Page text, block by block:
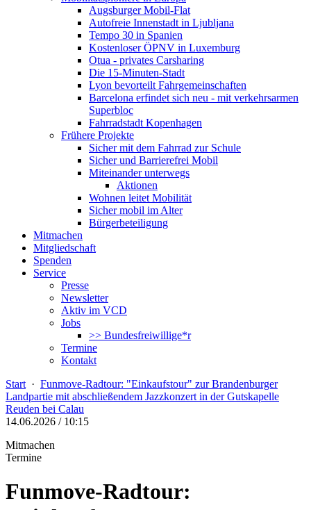
Augsburger Mobil-Flat
Autofreie Innenstadt in Ljubljana
Tempo 30 in Spanien
Kostenloser ÖPNV in Luxemburg
Otua - privates Carsharing
Die 15-Minuten-Stadt
Lyon bevorteilt Fahrgemeinschaften
Barcelona erfindet sich neu - mit verkehrsarmen
Superbloc
Fahrradstadt Kopenhagen
Frühere Projekte
Sicher mit dem Fahrrad zur Schule
Sicher und Barrierefrei Mobil
Miteinander unterwegs
Aktionen
Wohnen leitet Mobilität
Sicher mobil im Alter
Bürgerbeteiligung
Mitmachen
Mitgliedschaft
Spenden
Service
Presse
Newsletter
Aktiv im VCD
Jobs
>> Bundesfreiwillige*r
Termine
Kontakt
Start · Funmove-Radtour: "Einkaufstour" zur Brandenburger
Landpartie mit abschließendem Jazzkonzert in der Gutskapelle
Reuden bei Calau
14.06.2026 / 10:15
Mitmachen
Termine
Funmove-Radtour: